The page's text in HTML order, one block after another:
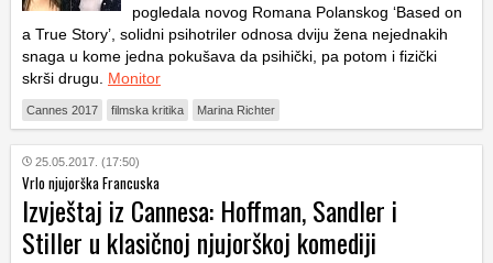
pogledala novog Romana Polanskog ‘Based on
a True Story’, solidni psihotriler odnosa dviju žena nejednakih
snaga u kome jedna pokušava da psihički, pa potom i fizički
skrši drugu. Monitor
Cannes 2017 filmska kritika Marina Richter
25.05.2017. (17:50)
Vrlo njujorška Francuska
Izvještaj iz Cannesa: Hoffman, Sandler i
Stiller u klasičnoj njujorškoj komediji